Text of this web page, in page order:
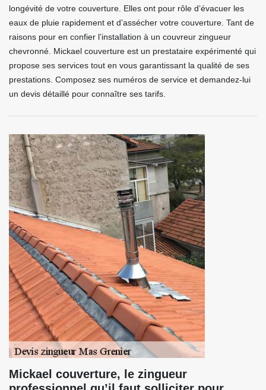
longévité de votre couverture. Elles ont pour rôle d’évacuer les
eaux de pluie rapidement et d’assécher votre couverture. Tant de
raisons pour en confier l’installation à un couvreur zingueur
chevronné. Mickael couverture est un prestataire expérimenté qui
propose ses services tout en vous garantissant la qualité de ses
prestations. Composez ses numéros de service et demandez-lui
un devis détaillé pour connaître ses tarifs.
Mickael couverture, le zingueur